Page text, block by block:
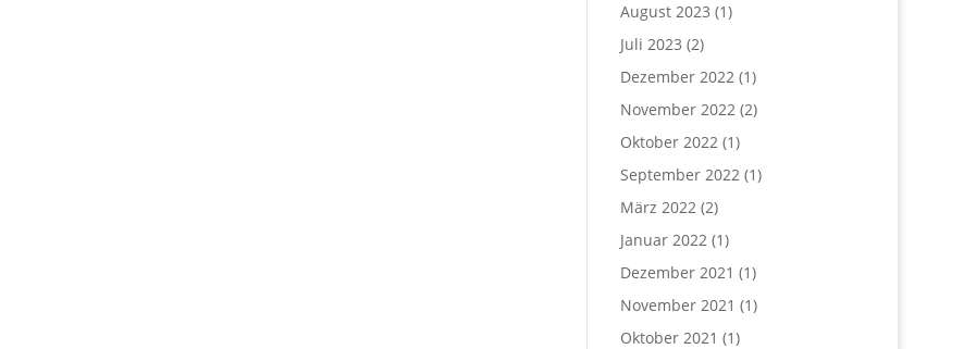
August 2023 (1)
Juli 2023 (2)
Dezember 2022(1)
November 2022(2)
Oktober 2022(1)
September 2022(1)
März 2022(2)
Januar 2022(1)
Dezember 2021 (1)
November 2021 (1)
Oktober 2021 (1)